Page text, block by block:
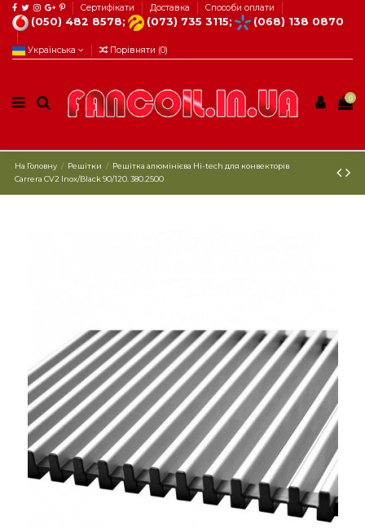
Сертифікати Доставка Способи оплати
(050) 482 8578; (073) 735 3115; (068) 138 0870
Українська Порівняти (0)
0
На Головну Решітки
Решітка алюмінієва Hi-tech для конвекторів
Carrera CV2 Inox/Black 90/120. 380.2500